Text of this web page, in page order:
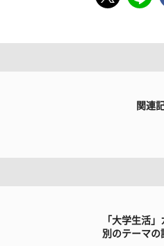
関連
「大学生活
別のテーマの